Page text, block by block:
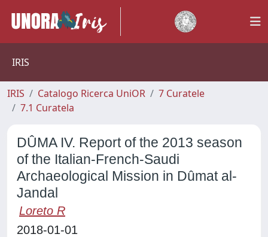
IRIS
IRIS Catalogo Ricerca UniOR
7 Curatele
7.1 Curatela
DÛMA IV. Report of the 2013 season
of the Italian-French-Saudi
Archaeological Mission in Dûmat al-
Jandal
Loreto R
2018-01-01